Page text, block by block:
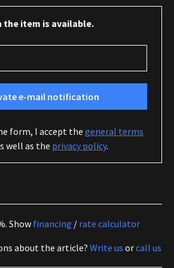
the item is available.
e-mail notification
form, I accept the general terms
well as the privacy policy.
Show financing / rate calculator
about the article? Write us orcall us